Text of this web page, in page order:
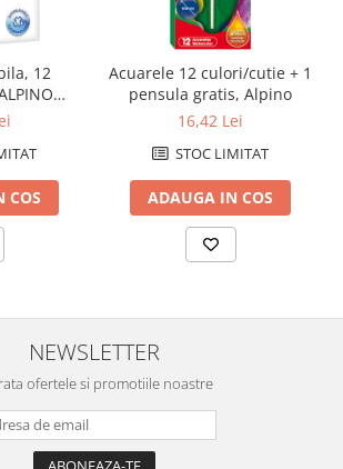
12
clasice
COS
Acuarele 12 culori/cutie + 1
pensula gratis, Alpino
16,42 Lei
STOC LIMITAT
ADAUGA IN COS
NEWSLETTER
ofertele si promotiile noastre